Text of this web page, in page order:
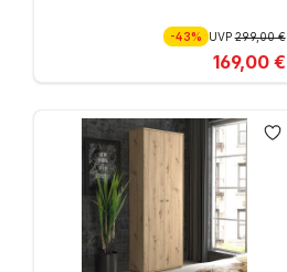
-43% UVP299,00 €
169,00 €